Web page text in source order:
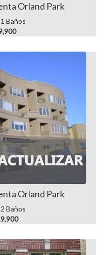
Orland Park
Baños
Orland Park
Baños